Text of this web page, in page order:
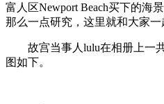
富人区Newport Beach买下的海
那么一点研究，这里就和大家一
故宫当事人lulu在相册上一共
图如下。